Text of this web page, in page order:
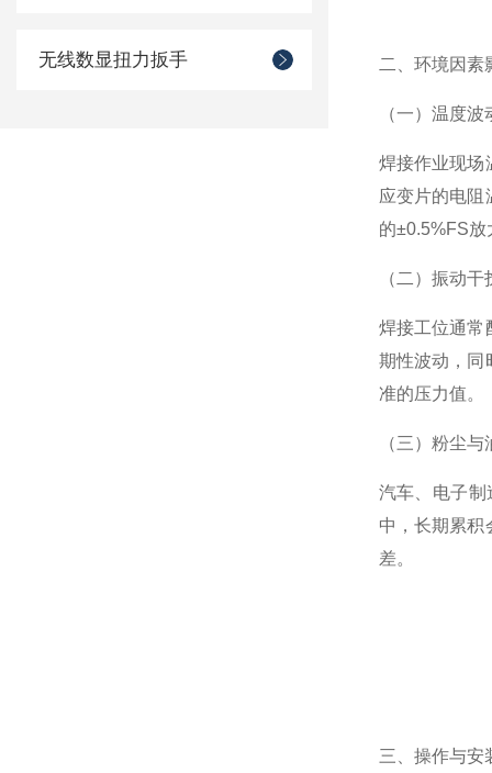
无线数显扭力扳手 二、环境因素
（一）温度波
焊接作业现场
应变片的电
的±0.5%FS
（二）振动干
焊接工位通常
期性波动，同
准的压力值。
（三）粉尘与
汽车、电子
中，长期累积
差。
三、操作与安